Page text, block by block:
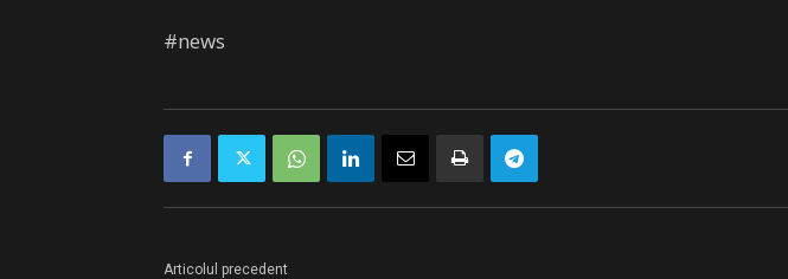
#news
Articolul precedent